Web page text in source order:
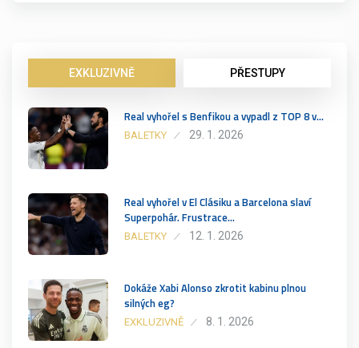
EXKLUZIVNĚ PŘESTUPY
Real vyhořel s Benfikou a vypadl z TOP 8 v…
BALETKY 29. 1. 2026
Real vyhořel v El Clásiku a Barcelona slaví
Superpohár. Frustrace…
BALETKY 12. 1. 2026
Dokáže Xabi Alonso zkrotit kabinu plnou
silných eg?
EXKLUZIVNĚ 8. 1. 2026